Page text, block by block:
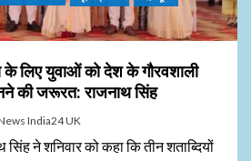
के लिए युवाओं को देश के गौरवशाली
की जरूरत: राजनाथ सिंह
India24 UK
सिंह ने शनिवार को कहा कि तीन शताब्दियों